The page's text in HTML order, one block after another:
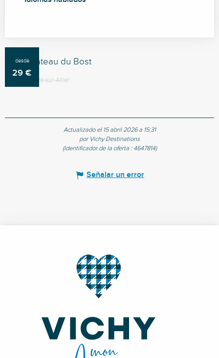
desde
29 €
Le Château du Bost
Bellerive-sur-Allier
Actualizado el 15 abril 2026 a 15:31
por Vichy Destinations
(Identificador de la oferta : 4647814)
Señalar un error